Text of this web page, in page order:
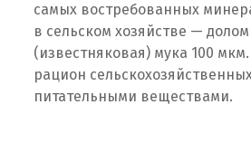
Крым
Курск
самых востребованных
в сельском хозяйстве —
(известняковая) мука 100
рацион
питательными веществами.